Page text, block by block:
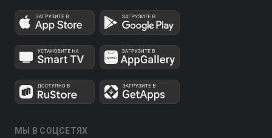
МЫ В СОЦСЕТЯХ